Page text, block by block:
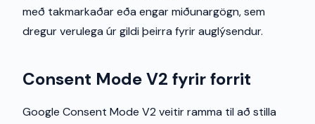
með takmarkaðar eða engar miðunargögn, sem
dregur verulega úr gildi þeirra fyrir auglýsendur.
Consent Mode V2 fyrir forrit
Google Consent Mode V2 veitir ramma til að stilla